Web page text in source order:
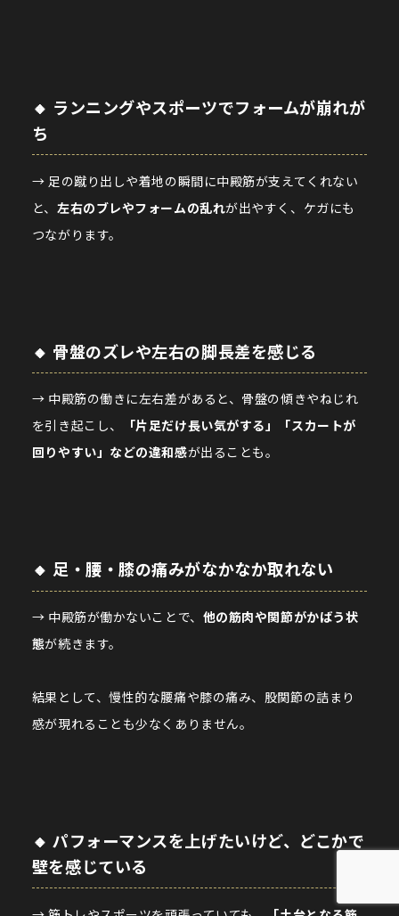
🔸 ランニングやスポーツでフォームが崩れが
ち
→ 足の蹴り出しや着地の瞬間に中殿筋が支えてくれない
と、 左右のブレやフォームの乱れが出やすく、ケガにも
つながります。
🔸 骨盤のズレや左右の脚長差を感じる
→ 中殿筋の働きに左右差があると、骨盤の傾きやねじれ
を引き起こし、
「片足だけ長い気がする」「スカートが
回りやすい」などの違和感が出ることも。
🔸 足・腰・膝の痛みがなかなか取れない
→ 中殿筋が働かないことで、 他の筋肉や関節がかばう状
態が続きます。
結果として、慢性的な腰痛や膝の痛み、股関節の詰まり
感が現れることも少なくありません。
🔸 パフォーマンスを上げたいけど、どこかで
壁を感じている